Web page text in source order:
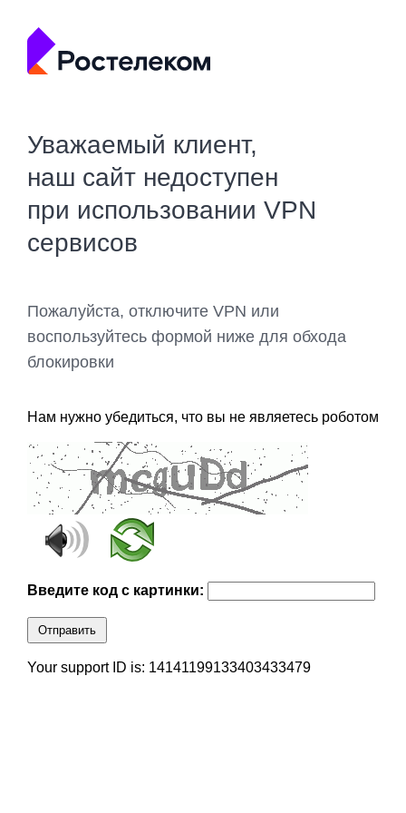
Уважаемый клиент,
наш сайт недоступен
при использовании VPN
сервисов
Пожалуйста, отключите VPN или
воспользуйтесь формой ниже для обхода
блокировки
Нам нужно убедиться, что вы не являетесь роботом
Введите код с картинки:
Отправить
Your support ID is: 14141199133403433479